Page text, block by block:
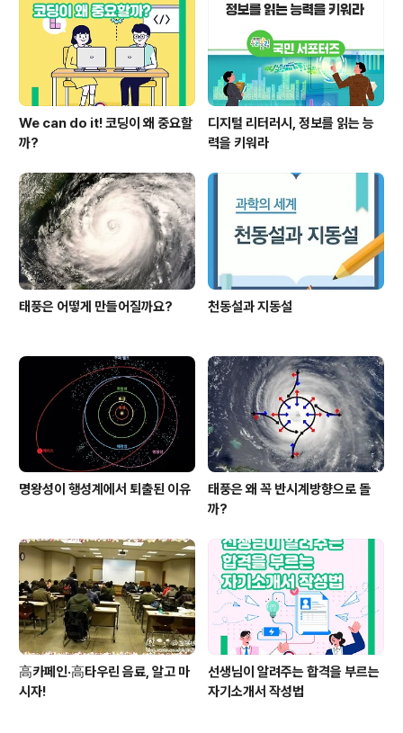
활 안전매뉴얼 앱 화면(출처 : 교육부) ♣ 학교생활 안전매
뉴얼 앱 구성 앱에 담겨진 내용은 아래와 같습니다. 분류 내
We can do it! 코딩이 왜 중요할
까?
디지털 리터러시, 정보를 읽는 능
력을 키워라
태풍은 어떻게 만들어질까요? 천동설과 지동설
명왕성이 행성계에서 퇴출된 이유
태풍은 왜 꼭 반시계방향으로 돌
까?
高카페인·高타우린 음료, 알고 마
시자!
선생님이 알려주는 합격을 부르는
자기소개서 작성법